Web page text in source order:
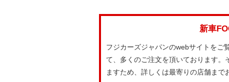
新車
フジカーズジャパンのwebサイトをご
て、多くのご注文を頂いております
ますため、詳しくは最寄りの店舗まで